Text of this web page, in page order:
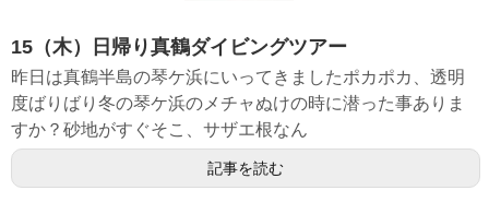
15（木）日帰り真鶴ダイビングツアー
昨日は真鶴半島の琴ケ浜にいってきましたポカポカ、透明
度ばりばり冬の琴ケ浜のメチャぬけの時に潜った事ありま
すか？砂地がすぐそこ、サザエ根なん
記事を読む